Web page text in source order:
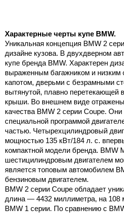
Характерные черты купе BMW.
Уникальная концепция BMW 2
дизайне кузова. В двухдверном
купе бренда BMW. Характерен
выраженным багажником и низким
капотом, дверьми с безрамными
вытянутой, плавно перетекающей
крыши. Во внешнем виде
качества BMW 2 серии Coupe.
специальной программой
частью. Четырехцилиндровый
мощностью 135 кВт/184 л. с.
компактной модели бренда. BMW
шестицилиндровым двигателем
является топовым автомобилем
бензиновым двигателем.
BMW 2 серии Coupe обладает
длина — 4432 миллиметра, на 108
BMW 1 серии. По сравнению с